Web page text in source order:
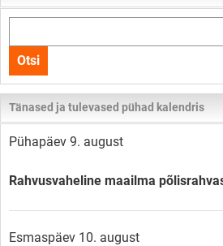
kogu
lehelt
Otsi
Tänased ja tulevased pühad kalendris
Pühapäev 9. august
Rahvusvaheline maailma
Esmaspäev 10. august